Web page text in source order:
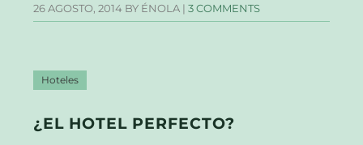
26 AGOSTO, 2014 BY ÉNOLA |3 COMMENTS
Hoteles
¿EL HOTEL PERFECTO?